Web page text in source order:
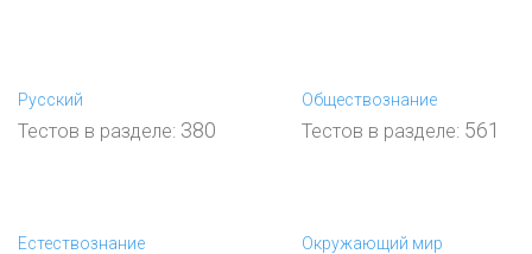
Русский
Тестов в разделе: 380
Обществознание
Тестов в разделе: 561
Естествознание Окружающий мир